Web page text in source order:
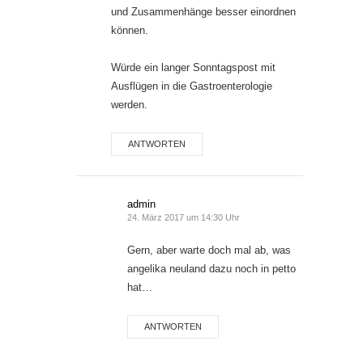
und Zusammenhänge besser einordnen
können.
Würde ein langer Sonntagspost mit
Ausflügen in die Gastroenterologie
werden.
ANTWORTEN
admin
24. März 2017 um 14:30 Uhr
Gern, aber warte doch mal ab, was
angelika neuland dazu noch in petto
hat…
ANTWORTEN